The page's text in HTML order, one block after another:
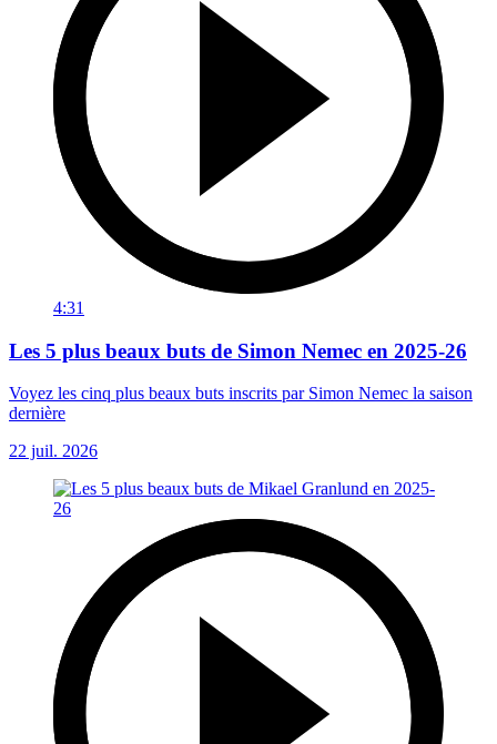
4:31
Les 5 plus beaux buts de Simon Nemec en 2025-26
Voyez les cinq plus beaux buts inscrits par Simon Nemec la saison
dernière
22 juil. 2026